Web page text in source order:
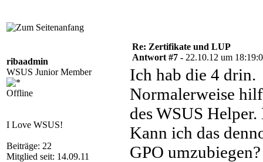
ribaadmin
WSUS Junior Member
Offline
I Love WSUS!
Beiträge: 22
Mitglied seit: 14.09.11
Re: Zertifikate und LUP
Antwort #7 - 22.10.12 um
Ich hab die 4 drin.
Normalerweise
des WSUS
Kann ich das
GPO umzubiegen?